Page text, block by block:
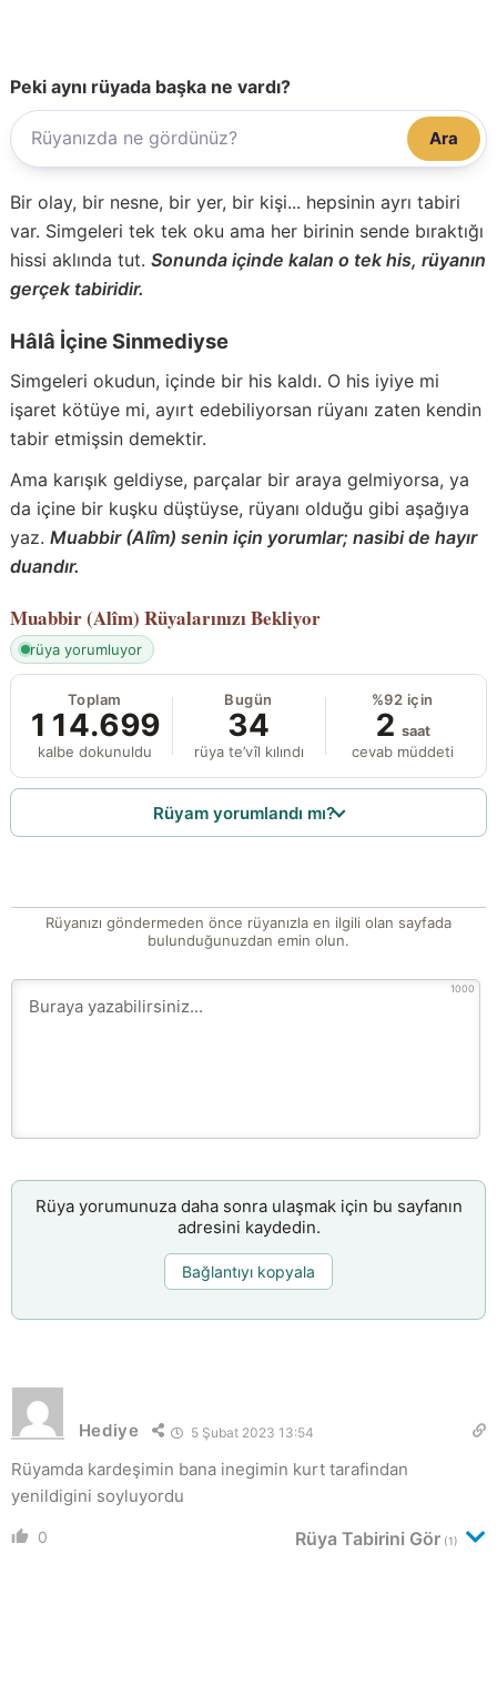
Peki aynı rüyada başka ne vardı?
Ara
Bir olay, bir nesne, bir yer, bir kişi... hepsinin ayrı tabiri
var. Simgeleri tek tek oku ama her birinin sende bıraktığı
hissi aklında tut. Sonunda içinde kalan o tek his, rüyanın
gerçek tabiridir.
Hâlâ İçine Sinmediyse
Simgeleri okudun, içinde bir his kaldı. O his iyiye mi
işaret kötüye mi, ayırt edebiliyorsan rüyanı zaten kendin
tabir etmişsin demektir.
Ama karışık geldiyse, parçalar bir araya gelmiyorsa, ya
da içine bir kuşku düştüyse, rüyanı olduğu gibi aşağıya
yaz. Muabbir (Alîm) senin için yorumlar; nasibi de hayır
duandır.
Muabbir (Alîm) Rüyalarınızı Bekliyor
rüya yorumluyor
Toplam
114.699
kalbe dokunuldu
Bugün
34
rüya te’vîl kılındı
%92 için
2 saat
cevab müddeti
Rüyam yorumlandı mı?
Rüyanızı göndermeden önce rüyanızla en ilgili olan sayfada
bulunduğunuzdan emin olun.
1000
Rüya yorumunuza daha sonra ulaşmak için bu sayfanın
adresini kaydedin.
Bağlantıyı kopyala
Hediye 5 Şubat 2023 13:54
Rüyamda kardeşimin bana inegimin kurt tarafindan
yenildigini soyluyordu
0 Rüya Tabirini Gör (1)